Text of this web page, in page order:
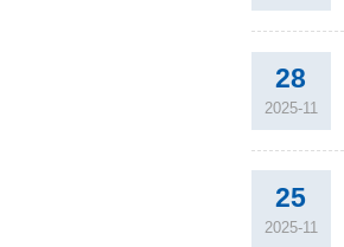
28
2025-11
25
2025-11